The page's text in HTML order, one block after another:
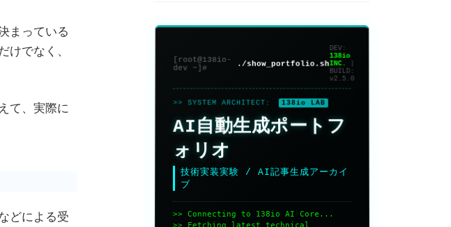
まっている
けでなく、
て、実際に
どによる受
[root@138io-
dev ~]# ./show_portfolio.sh
DEV:
138io
INC.
BUILD:
v2.5.0
>> SYSTEM ARCHITECT: 138io LAB
AI自動生成ポートフ
ォリオ
技術実装実験 / AI記事生成アーカイ
ブ
>> Connecting to 138io AI Core...